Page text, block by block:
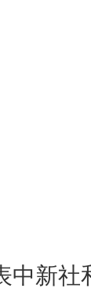
中新